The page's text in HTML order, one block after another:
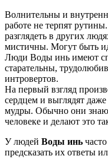
Волнительны и
работе не терпят
разглядеть в других
мистичны. Могут быть
Люди Воды инь имеют
старательны,
интровертов.
На первый взгляд
сердцем и выглядят
мудры. Обычно они
человеке и делают это
У людей Воды инь
предсказать их ответы